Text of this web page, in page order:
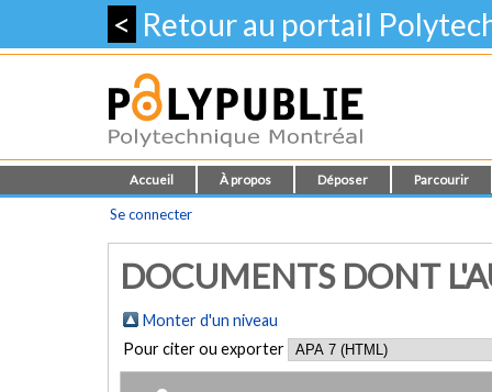
< Retour au portail
Accueil À propos Déposer Parcourir
Se connecter
DOCUMENTS DONT
Monter d'un niveau
Pour citer ou exporter